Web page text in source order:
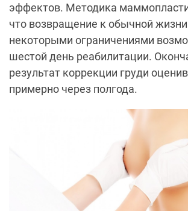
эффектов. Методика
что возвращение к обычной
некоторыми ограничениями
шестой день реабилитации.
результат коррекции груди
примерно через полгода.